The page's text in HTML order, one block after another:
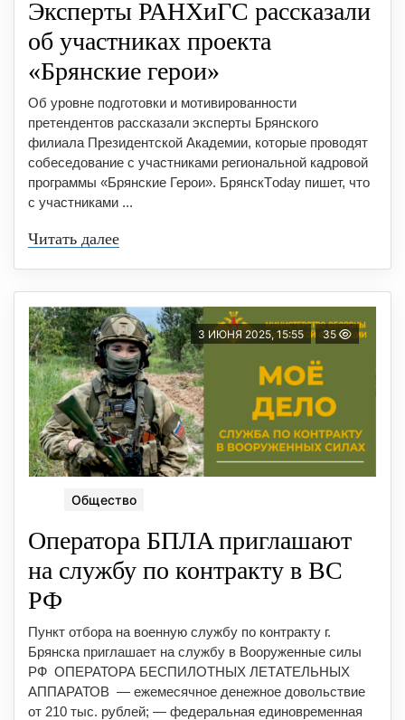
Эксперты РАНХиГС рассказали
об участниках проекта
«Брянские герои»
Об уровне подготовки и мотивированности
претендентов рассказали эксперты Брянского
филиала Президентской Академии, которые проводят
собеседование с участниками региональной кадровой
программы «Брянские Герои». БрянскТoday пишет, что
с участниками ...
Читать далее
3 ИЮНЯ 2025, 15:55 35
Общество
Оператора БПЛA приглашают
на службу по контракту в ВС
РФ
Пункт отбора на военную службу по контракту г.
Брянска приглашает на службу в Вооруженные силы
РФ ⁣ ОПЕРАТОРА БЕСПИЛОТНЫХ ЛЕТАТЕЛЬНЫХ
АППАРАТОВ ⁣ — ежемесячное денежное довольствие
от 210 тыс. рублей; — федеральная единовременная